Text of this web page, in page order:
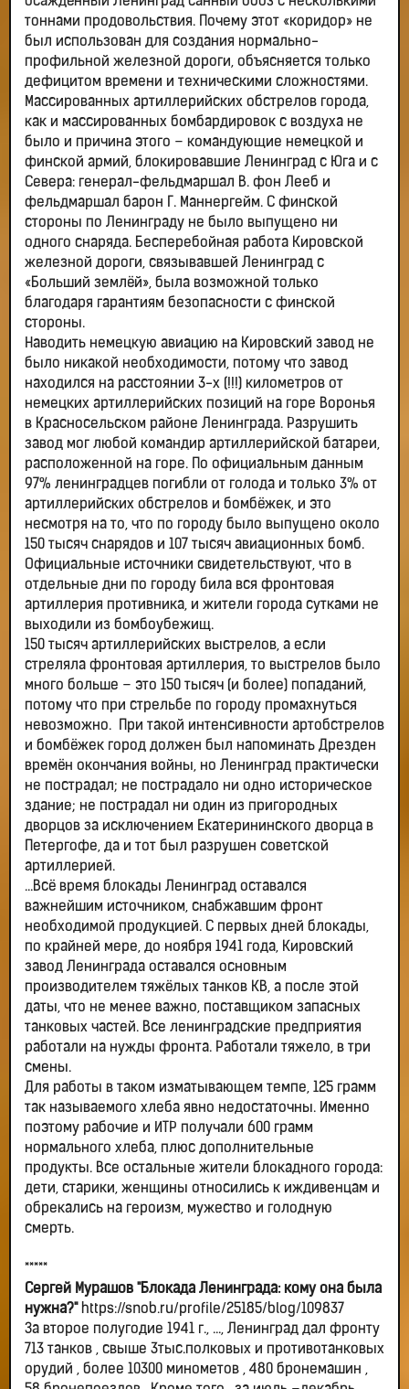
тоннами продовольствия. Почему этот «коридор» не
был использован для создания нормально-
профильной железной дороги, объясняется только
дефицитом времени и техническими сложностями.
Массированных артиллерийских обстрелов города,
как и массированных бомбардировок с воздуха не
было и причина этого – командующие немецкой и
финской армий, блокировавшие Ленинград с Юга и с
Севера: генерал-фельдмаршал В. фон Лееб и
фельдмаршал барон Г. Маннергейм. С финской
стороны по Ленинграду не было выпущено ни
одного снаряда. Бесперебойная работа Кировской
железной дороги, связывавшей Ленинград с
«Больший землёй», была возможной только
благодаря гарантиям безопасности с финской
стороны.
Наводить немецкую авиацию на Кировский завод не
было никакой необходимости, потому что завод
находился на расстоянии 3-х (!!!) километров от
немецких артиллерийских позиций на горе Воронья
в Красносельском районе Ленинграда. Разрушить
завод мог любой командир артиллерийской батареи,
расположенной на горе. По официальным данным
97% ленинградцев погибли от голода и только 3% от
артиллерийских обстрелов и бомбёжек, и это
несмотря на то, что по городу было выпущено около
150 тысяч снарядов и 107 тысяч авиационных бомб.
Официальные источники свидетельствуют, что в
отдельные дни по городу била вся фронтовая
артиллерия противника, и жители города сутками не
выходили из бомбоубежищ.
150 тысяч артиллерийских выстрелов, а если
стреляла фронтовая артиллерия, то выстрелов было
много больше – это 150 тысяч (и более) попаданий,
потому что при стрельбе по городу промахнуться
невозможно. При такой интенсивности артобстрелов
и бомбёжек город должен был напоминать Дрезден
времён окончания войны, но Ленинград практически
не пострадал; не пострадало ни одно историческое
здание; не пострадал ни один из пригородных
дворцов за исключением Екатерининского дворца в
Петергофе, да и тот был разрушен советской
артиллерией.
...Всё время блокады Ленинград оставался
важнейшим источником, снабжавшим фронт
необходимой продукцией. С первых дней блокады,
по крайней мере, до ноября 1941 года, Кировский
завод Ленинграда оставался основным
производителем тяжёлых танков КВ, а после этой
даты, что не менее важно, поставщиком запасных
танковых частей. Все ленинградские предприятия
работали на нужды фронта. Работали тяжело, в три
смены.
Для работы в таком изматывающем темпе, 125 грамм
так называемого хлеба явно недостаточны. Именно
поэтому рабочие и ИТР получали 600 грамм
нормального хлеба, плюс дополнительные
продукты. Все остальные жители блокадного города:
дети, старики, женщины относились к иждивенцам и
обрекались на героизм, мужество и голодную
смерть.
*****
Сергей Мурашов "Блокада Ленинграда: кому она была
нужна?"https://snob.ru/profile/25185/blog/109837
За второе полугодие 1941 г., ..., Ленинград дал фронту
713 танков , свыше 3тыс.полковых и противотанковых
орудий , более 10300 минометов , 480 бронемашин ,